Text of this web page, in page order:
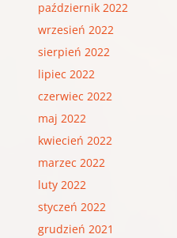
październik 2022
wrzesień 2022
sierpień 2022
lipiec 2022
czerwiec 2022
maj 2022
kwiecień 2022
marzec 2022
luty 2022
styczeń 2022
grudzień 2021